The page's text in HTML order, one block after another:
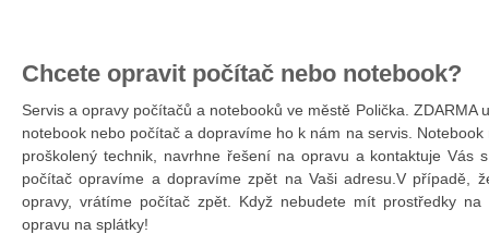
Chcete opravit počítač nebo notebook?
Servis a opravy počítačů a notebooků ve městě Polička. ZDARMA
notebook nebo počítač a dopravíme ho k nám na servis.
proškolený technik, navrhne řešení na opravu a kontaktuje Vás
počítač opravíme a dopravíme zpět na Vaši adresu.V případě,
opravy, vrátíme počítač zpět. Když nebudete mít prostředky na
opravu na splátky!